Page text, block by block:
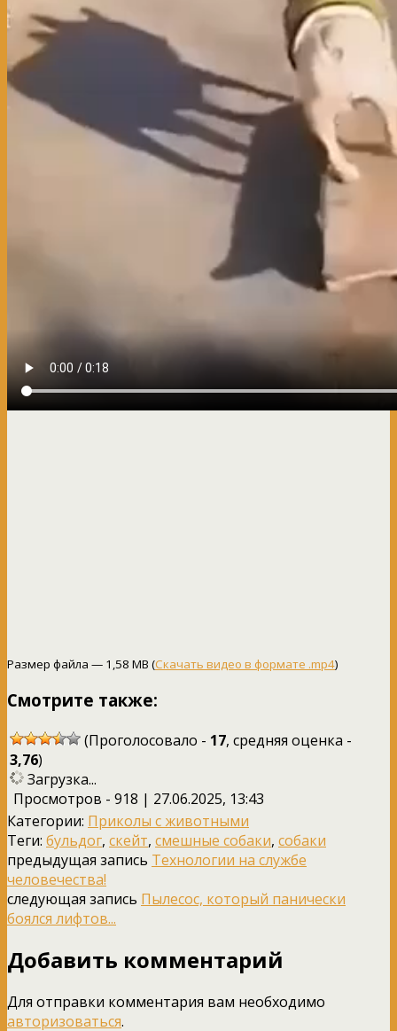
Размер файла — 1,58 MB (Скачать видео в формате .mp4)
Смотрите также:
(Проголосовало - 17, средняя оценка -
3,76)
Загрузка...
Просмотров - 918 | 27.06.2025, 13:43
Категории: Приколы с животными
Теги: бульдог, скейт, смешные собаки, собаки
предыдущая запись Технологии на службе
человечества!
следующая запись Пылесос, который панически
боялся лифтов...
Добавить комментарий
Для отправки комментария вам необходимо
авторизоваться.